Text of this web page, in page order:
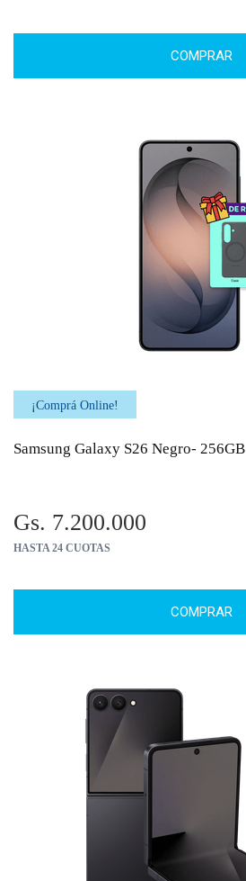
COMPRAR
¡Comprá Online!
Samsung Galaxy S26 Negro- 256GB
Gs. 7.200.000
HASTA 24 CUOTAS
COMPRAR